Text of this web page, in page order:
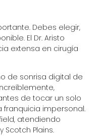
Debes elegir,
El Dr. Aristo
extensa en cirugía
de sonrisa digital de
de tocar un solo
franquicia impersonal.
atendiendo
Plains.